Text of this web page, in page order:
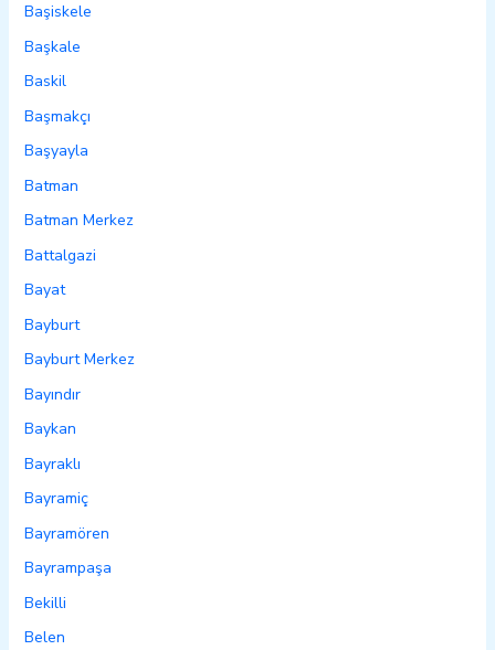
Başiskele
Başkale
Baskil
Başmakçı
Başyayla
Batman
Batman Merkez
Battalgazi
Bayat
Bayburt
Bayburt Merkez
Bayındır
Baykan
Bayraklı
Bayramiç
Bayramören
Bayrampaşa
Bekilli
Belen